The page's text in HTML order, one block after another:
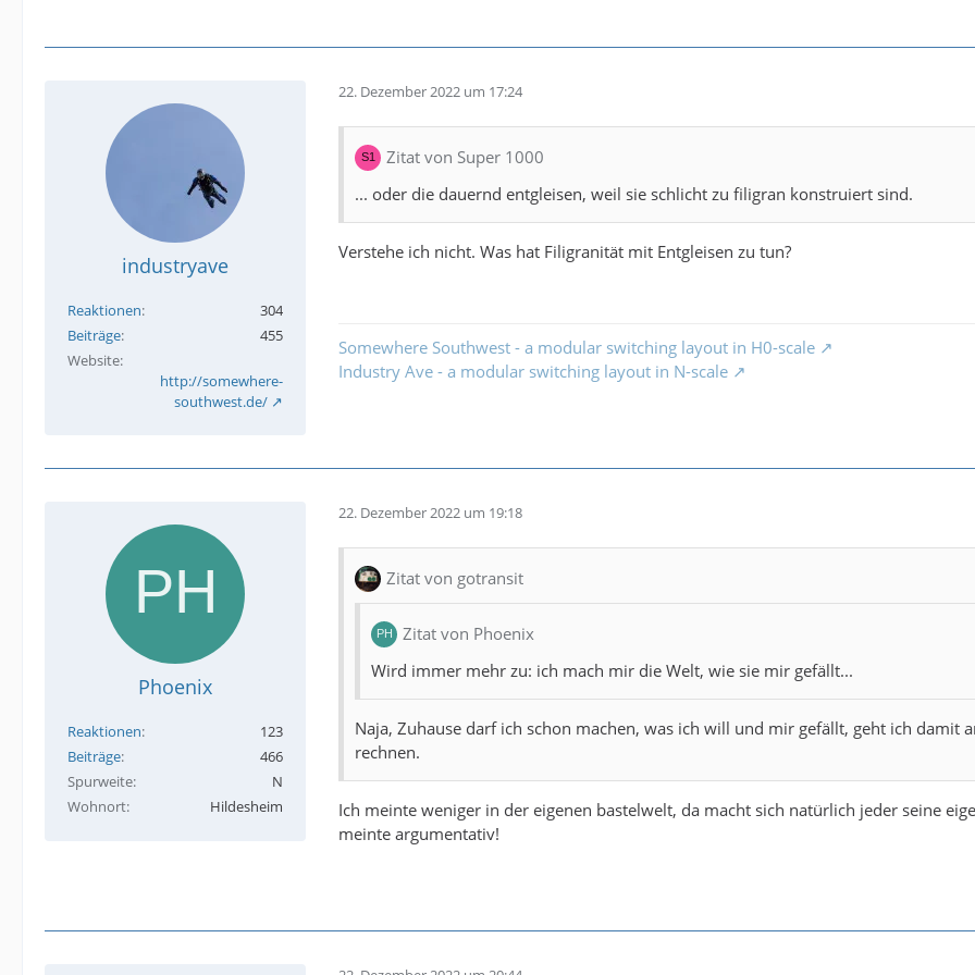
industryave
Reaktionen
304
Beiträge
455
Website
http://somewhere-
southwest.de/
22. Dezember 2022 um 17:24
Zitat von Super 1000
... oder die dauernd entgleisen, weil sie schlicht zu filigran konstruiert sind.
Verstehe ich nicht. Was hat Filigranität mit Entgleisen zu tun?
Somewhere Southwest - a modular switching layout in H0-scale
Industry Ave - a modular switching layout in N-scale
Phoenix
Reaktionen
123
Beiträge
466
Spurweite
N
Wohnort
Hildesheim
22. Dezember 2022 um 19:18
Zitat von gotransit
Zitat von Phoenix
Wird immer mehr zu: ich mach mir die Welt, wie sie mir gefällt...
Naja, Zuhause darf ich schon machen, was ich will und mir gefällt, geht ich
rechnen.
Ich meinte weniger in der eigenen bastelwelt, da macht sich natürlich jeder seine
meinte argumentativ!